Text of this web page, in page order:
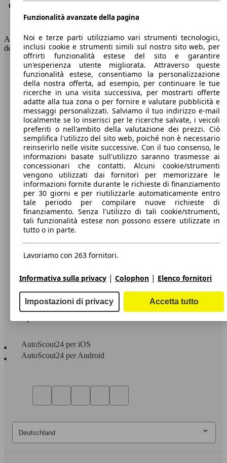
Consumo (combinato)*
Classe di emissione
Euro 6
AutoScout24 non si assume alcuna responsabilità per la correttezza
dei dati.
Torna su
Benvenuti su AutoScout24, il mercato auto europeo.
Società
A proposito di AutoScout24
Stampa
Media
Condizioni generali
Informazioni
Dichiarazione di Accessibilità
Servizi
Area rivenditori
AutoScout24 per iOS
AutoScout24 per Android
Funzionalità avanzate della pagina
Noi e terze parti utilizziamo vari strumenti tecnologici,
inclusi cookie e strumenti simili sul nostro sito web, per
offrirti funzionalità estese del sito e garantire
un'esperienza utente migliorata. Attraverso queste
funzionalità estese, consentiamo la personalizzazione
della nostra offerta, ad esempio, per continuare le tue
ricerche in una visita successiva, per mostrarti offerte
adatte alla tua zona o per fornire e valutare pubblicità e
messaggi personalizzati. Salviamo il tuo indirizzo e-mail
localmente se lo inserisci per le ricerche salvate, i veicoli
preferiti o nell'ambito della valutazione dei prezzi. Ciò
semplifica l'utilizzo del sito web, poiché non è necessario
reinserirlo nelle visite successive. Con il tuo consenso, le
informazioni basate sull'utilizzo saranno trasmesse ai
concessionari che contatti. Alcuni cookie/strumenti
vengono utilizzati dai fornitori per memorizzare le
informazioni fornite durante le richieste di finanziamento
per 30 giorni e per riutilizzarle automaticamente entro
tale periodo per compilare nuove richieste di
finanziamento. Senza l'utilizzo di tali cookie/strumenti,
tali funzionalità estese non possono essere utilizzate in
tutto o in parte.
Lavoriamo con 263 fornitori.
Informativa sulla privacy | Colophon | Elenco fornitori
Impostazioni di privacy Accetta tutto